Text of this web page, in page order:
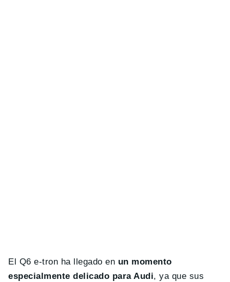
El Q6 e-tron ha llegado en un momento
especialmente delicado para Audi, ya que sus